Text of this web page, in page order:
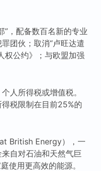
”，配备数百名新的专业
团伙；取消“卢旺达遣
权公约》；与欧盟加强
人所得税或增值税。
税限制在目前25%的
British Energy），一
自对石油和天然气巨
使用更高效的能源。